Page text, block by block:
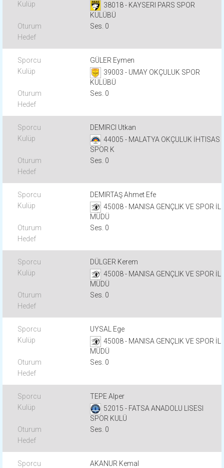
38018 - KAYSERI PARS SPOR
KULÜBÜ
Ses. 0
GÜLER Eymen
39003 - UMAY OKÇULUK SPOR
KULÜBÜ
Ses. 0
DEMIRCI Utkan
44005 - MALATYA OKÇULUK İHTISAS
SPOR K
Ses. 0
DEMIRTAŞ Ahmet Efe
45008 - MANISA GENÇLIK VE SPOR İL
MÜDÜ
Ses. 0
DÜLGER Kerem
45008 - MANISA GENÇLIK VE SPOR İL
MÜDÜ
Ses. 0
UYSAL Ege
45008 - MANISA GENÇLIK VE SPOR İL
MÜDÜ
Ses. 0
TEPE Alper
52015 - FATSA ANADOLU LISESI
SPOR KULÜ
Ses. 0
AKANUR Kemal